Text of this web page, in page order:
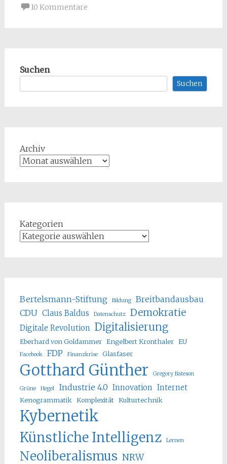
10 Kommentare
Suchen
Suchen
Archiv
Kategorien
Bertelsmann-Stiftung Bildung
Breitbandausbau
CDU Claus Baldus Datenschutz Demokratie
Digitale Revolution Digitalisierung
Eberhard von Goldammer Engelbert Kronthaler EU
Facebook FDP Finanzkrise Glasfaser
Gotthard Günther Gregory Bateson
Grüne Hegel Industrie 4.0 Innovation Internet
Kenogrammatik Komplexität Kulturtechnik
Kybernetik
Künstliche Intelligenz Lernen
Neoliberalismus NRW